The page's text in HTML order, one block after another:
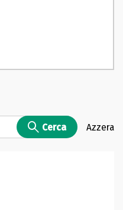
Cerca Azzera